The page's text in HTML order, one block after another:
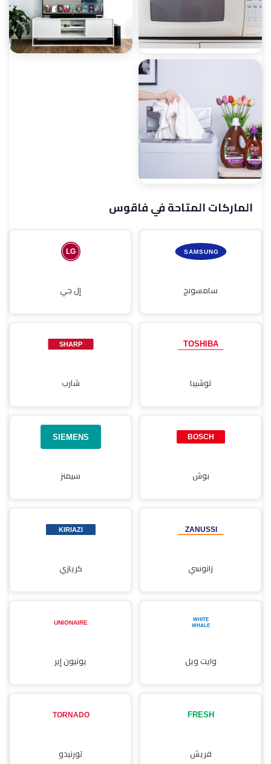
صيانة ميكروويف صيانة ديب فريزر
صيانة غسالات أطباق
صيانة مجففات
الماركات المتاحة في فاقوس
سامسونج إل جي
توشيبا شارب
بوش سيمنز
زانوسي كريازي
وايت ويل يونيون إير
فريش تورنيدو